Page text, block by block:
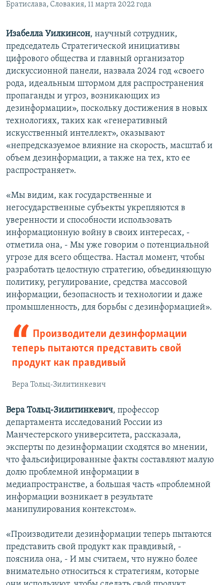
Братислава, Словакия, 11 марта 2022 года
Изабелла Уилкинсон, научный сотрудник,
председатель Стратегической инициативы
цифрового общества и главный организатор
дискуссионной панели, назвала 2024 год «своего
рода, идеальным штормом для распространения
пропаганды и угроз, возникающих из
дезинформации», поскольку достижения в новых
технологиях, таких как «генеративный
искусственный интеллект», оказывают
«непредсказуемое влияние на скорость, масштаб и
объем дезинформации, а также на тех, кто ее
распространяет».
«Мы видим, как государственные и
негосударственные субъекты укрепляются в
уверенности и способности использовать
информационную войну в своих интересах, -
отметила она, - Мы уже говорим о потенциальной
угрозе для всего общества. Настал момент, чтобы
разработать целостную стратегию, объединяющую
политику, регулирование, средства массовой
информации, безопасность и технологии и даже
промышленность, для борьбы с дезинформацией».
Производители дезинформации
теперь пытаются представить свой
продукт как правдивый
Вера Тольц-Зилитинкевич
Вера Тольц-Зилитинкевич, профессор
департамента исследований России из
Манчестерского университета, рассказала,
эксперты по дезинформации сходятся во мнении,
что фальсифицированные факты составляют малую
долю проблемной информации в
медиапространстве, а большая часть «проблемной
информации возникает в результате
манипулирования контекстом».
«Производители дезинформации теперь пытаются
представить свой продукт как правдивый, -
пояснила она, - И мы считаем, что нужно более
внимательно относиться к стратегиям, которые